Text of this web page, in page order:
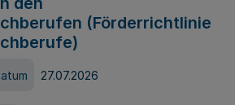
(Förderrichtlinie
27.07.2026